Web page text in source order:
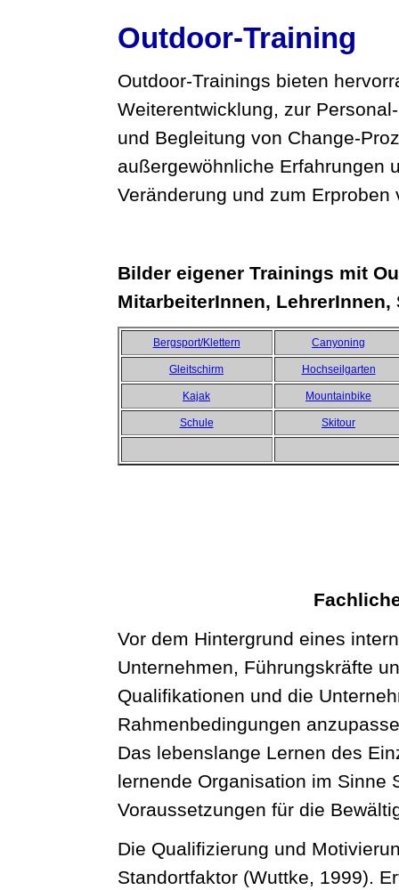
Outdoor-Training
Outdoor-Trainings bieten
Weiterentwicklung, zur
und Begleitung von Change-
außergewöhnliche Erfahrungen
Veränderung und zum
Bilder eigener Trainings mit
MitarbeiterInnen, LehrerInnen,
Bergsport/Klettern Canyoning
Gleitschirm Hochseilgarten
Kajak Mountainbike
Schule Skitour
Vor dem Hintergrund eines
Unternehmen, Führungskräfte
Qualifikationen und die
Rahmenbedingungen
Das lebenslange Lernen des
lernende Organisation im Sinne
Voraussetzungen für die
Die Qualifizierung und
Standortfaktor (Wuttke, 1999).